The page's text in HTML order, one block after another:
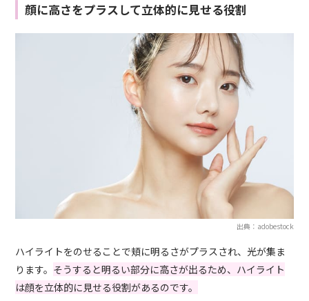
顔に高さをプラスして立体的に見せる役割
出典：adobestock
ハイライトをのせることで頬に明るさがプラスされ、光が集ま
ります。 そうすると明るい部分に高さが出るため、ハイライト
は顔を立体的に見せる役割があるのです。